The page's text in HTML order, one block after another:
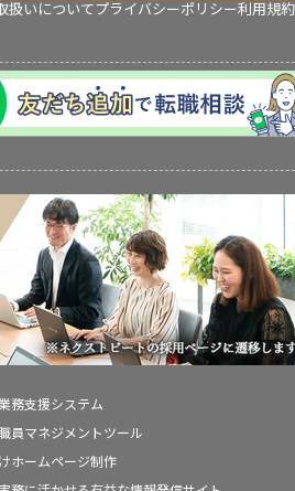
扱いについてプライバシーポリシー利用規約
務支援システム
員マネジメントツール
ホームページ制作